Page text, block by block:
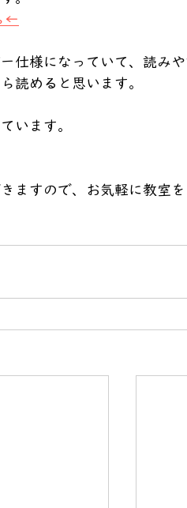
←
仕様になっていて、読みや
読めると思います。
います。
ますので、お気軽に教室